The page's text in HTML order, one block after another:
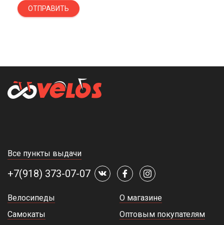
ОТПРАВИТЬ
Все пункты выдачи
+7(918) 373-07-07
Велосипеды
Самокаты
О магазине
Оптовым покупателям